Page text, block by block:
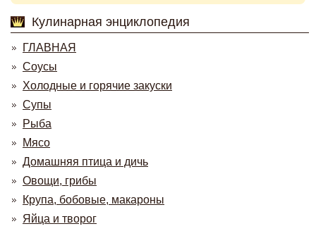
Кулинарная энциклопедия
ГЛАВНАЯ
Соусы
Холодные и горячие закуски
Супы
Рыба
Мясо
Домашняя птица и дичь
Овощи, грибы
Крупа, бобовые, макароны
Яйца и творог